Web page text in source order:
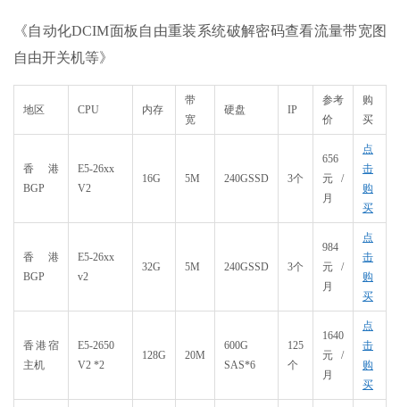
《自动化DCIM面板自由重装系统破解密码查看流量带宽图
自由开关机等》
地区 CPU 内存
带
宽
硬盘 IP
参考
价
购
买
香港
BGP
E5-26xx
V2
16G 5M 240GSSD 3个
656
元/
月
点
击
购
买
香港
BGP​
E5-26xx
v2
32G 5M 240GSSD​ 3个​
984
元/
月
点
击
购
买
香港宿
主机​
E5-2650
V2 *2
128G 20M
600G
SAS*6
125
个
1640
元/
月
点
击
购
买